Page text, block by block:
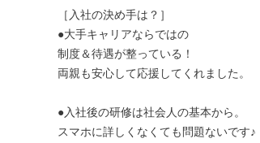
［入社の決め手は？］
●大手キャリアならではの
制度＆待遇が整っている！
両親も安心して応援してくれました。
●入社後の研修は社会人の基本から。
スマホに詳しくなくても問題ないです♪